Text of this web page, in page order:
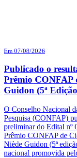
Em 07/08/2026
Publicado o
Prêmio CONFAP
Guidon (5ª
O Conselho Nacional
Pesquisa (CONFAP)
preliminar do Edital nº
Prêmio CONFAP de
Niède Guidon (5ª
nacional promovida